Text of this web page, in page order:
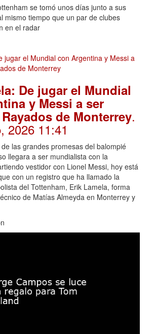
se tomó unos días junto a sus
mismo tiempo que un par de clubes
en el radar
De jugar el Mundial
y Messi a ser
de Monterrey.
2026 11:41
las grandes promesas del balompié
llegara a ser mundialista con la
vestidor con Lionel Messi, hoy está
con un registro que ha llamado la
del Tottenham, Erik Lamela, forma
de Matías Almeyda en Monterrey y